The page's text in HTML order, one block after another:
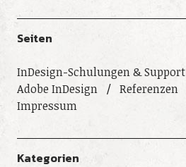
Seiten
InDesign-Schulungen & Support
Adobe InDesign
Referenzen
Impressum
Kategorien